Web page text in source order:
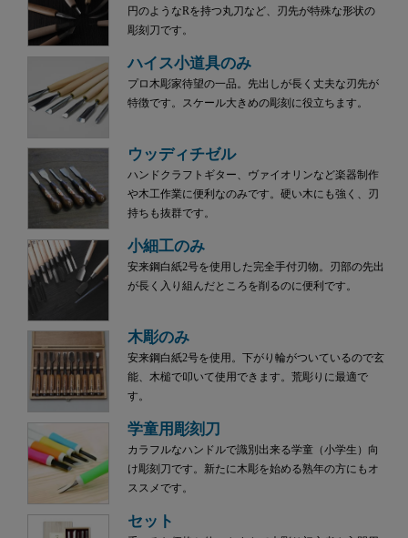
円のようなRを持つ丸刀など、刃先が特殊な形状の
彫刻刀です。
ハイス小道具のみ
プロ木彫家待望の一品。先出しが長く丈夫な刃先が
特徴です。スケール大きめの彫刻に役立ちます。
ウッディチゼル
ハンドクラフトギター、ヴァイオリンなど楽器制作
や木工作業に便利なのみです。硬い木にも強く、刃
持ちも抜群です。
小細工のみ
安来鋼白紙2号を使用した完全手付刃物。刃部の先出
が長く入り組んだところを削るのに便利です。
木彫のみ
安来鋼白紙2号を使用。下がり輪がついているので玄
能、木槌で叩いて使用できます。荒彫りに最適で
す。
学童用彫刻刀
カラフルなハンドルで識別出来る学童（小学生）向
け彫刻刀です。新たに木彫を始める熟年の方にもオ
ススメです。
セット